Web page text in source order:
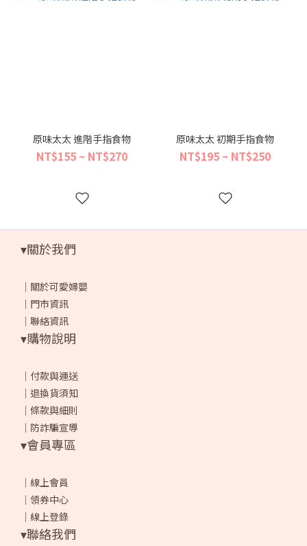
原味太太 進階手指食物
NT$155 ~ NT$270
原味太太 初期手指食物
NT$195 ~ NT$250
▾關於我們
｜ 關於可愛婦嬰
｜ 門市資訊
｜ 聯絡資訊
▾購物說明
｜ 付款與運送
｜ 退換貨須知
｜ 條款與細則
｜ 防詐騙宣導
▾會員專區
｜ 線上會員
｜ 領券中心
｜ 線上登錄
▾聯絡我們